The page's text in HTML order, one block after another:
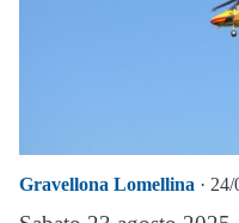
Gravellona Lomellina ·